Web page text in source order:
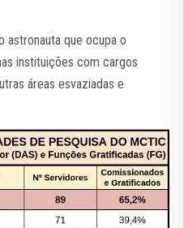
astronauta que ocupa o
instituições com cargos
áreas esvaziadas e